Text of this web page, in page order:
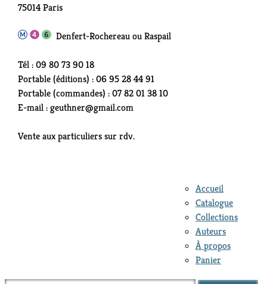
75014 Paris
Denfert-Rochereau ou Raspail
Tél : 09 80 73 90 18
Portable (éditions) : 06 95 28 44 91
Portable (commandes) : 07 82 01 38 10
E-mail : geuthner@gmail.com
Vente aux particuliers sur rdv.
Accueil
Catalogue
Collections
Auteurs
À propos
Panier